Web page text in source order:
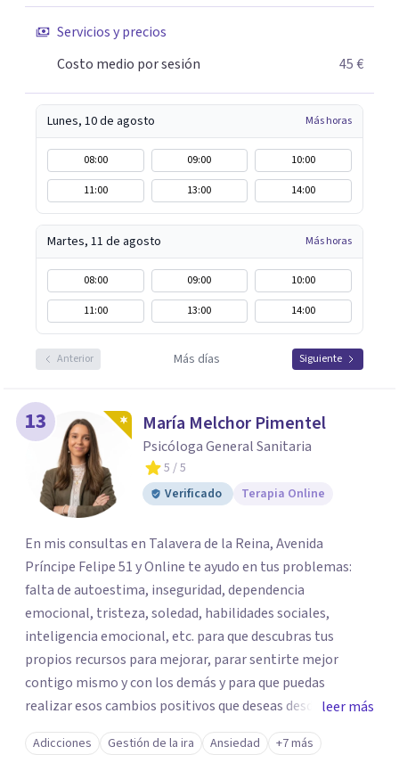
acompañarte. Aquí estoy para escucharte y ayudarte a
descubrir tu propio camino hacia el bienestar.
Servicios y precios
Costo medio por sesión
45 €
Lunes, 10 de agosto Más horas
08:00 09:00
10:00
11:00
13:00 14:00
Martes, 11 de agosto Más horas
08:00 09:00
10:00
11:00
13:00 14:00
Anterior Más días Siguiente
13 María Melchor Pimentel
Psicóloga General Sanitaria
5 / 5
Verificado
Terapia Online
En mis consultas en Talavera de la Reina, Avenida
Príncipe Felipe 51 y Online te ayudo en tus problemas:
falta de autoestima, inseguridad, dependencia
emocional, tristeza, soledad, habilidades sociales,
inteligencia emocional, etc. para que descubras tus
propios recursos para mejorar, parar sentirte mejor
contigo mismo y con los demás y para que puedas
realizar esos cambios positivos que deseas desde hace
tiempo pero que no sabes cómo llevarlos a cabo. La
primera visita informativa será al 50% y servirá para
leer más
Adicciones Gestión de la ira Ansiedad +7 más